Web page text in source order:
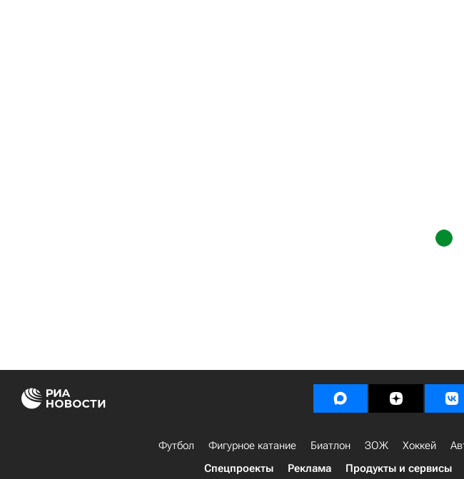
Футбол Фигурное катание Биатлон ЗОЖ Хоккей
Спецпроекты
Реклама Продукты и сервисы